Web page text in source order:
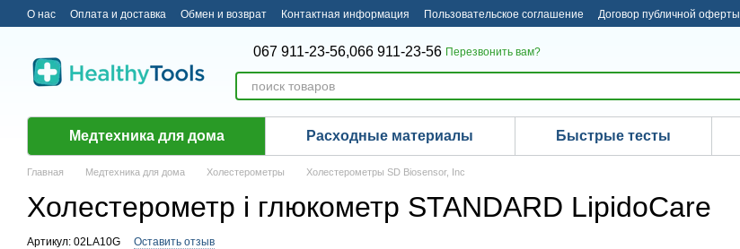
Перейти к основному контенту
О нас Оплата и доставка Обмен и возврат Контактная информация Пользовательское соглашение Договор публичной оферты
067 911-23-56,066 911-23-56 Перезвонить вам?
Медтехника для дома Расходные материалы Быстрые тесты
Главная Медтехника для дома Холестерометры Холестерометры SD Biosensor, Inc
Холестерометр і глюкометр STANDARD LipidoCare
Артикул: 02LA10G Оставить отзыв